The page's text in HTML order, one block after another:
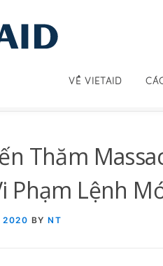
VỀ VIETAID
Thăm
Phạm Lệnh
2020 BY NT